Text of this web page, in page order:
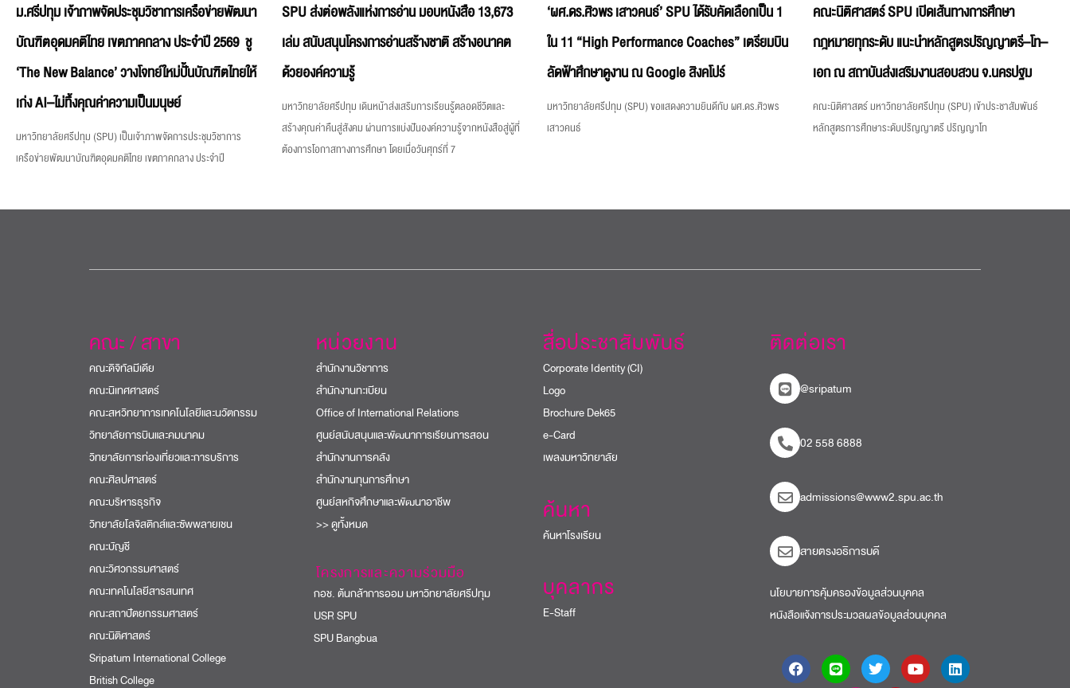
ม.ศรีปทุม เจ้าภาพจัดประชุมวิชาการเครือข่ายพัฒนา
บัณฑิตอุดมคติไทย เขตภาคกลาง ประจำปี 2569 ชู
‘The New Balance’ วางโจทย์ใหม่ปั้นบัณฑิตไทยให้
เก่ง AI–ไม่ทิ้งคุณค่าความเป็นมนุษย์
มหาวิทยาลัยศรีปทุม (SPU) เป็นเจ้าภาพจัดการประชุมวิชาการ
เครือข่ายพัฒนาบัณฑิตอุดมคติไทย เขตภาคกลาง ประจำปี
SPU ส่งต่อพลังแห่งการอ่าน มอบหนังสือ 13,673
เล่ม สนับสนุนโครงการอ่านสร้างชาติ สร้างอนาคต
ด้วยองค์ความรู้
มหาวิทยาลัยศรีปทุม เดินหน้าส่งเสริมการเรียนรู้ตลอดชีวิตและ
สร้างคุณค่าคืนสู่สังคม ผ่านการแบ่งปันองค์ความรู้จากหนังสือสู่ผู้ที่
ต้องการโอกาสทางการศึกษา โดยเมื่อวันศุกร์ที่ 7
‘ผศ.ดร.ศิวพร เสาวคนธ์’ SPU ได้รับคัดเลือกเป็น 1
ใน 11 “High Performance Coaches” เตรียมบิน
ลัดฟ้าศึกษาดูงาน ณ Google สิงคโปร์
มหาวิทยาลัยศรีปทุม (SPU) ขอแสดงความยินดีกับ ผศ.ดร.ศิวพร
เสาวคนธ์
คณะนิติศาสตร์ SPU เปิดเส้นทางการศึกษา
กฎหมายทุกระดับ แนะนำหลักสูตรปริญญาตรี–โท–
เอก ณ สถาบันส่งเสริมงานสอบสวน จ.นครปฐม
คณะนิติศาสตร์ มหาวิทยาลัยศรีปทุม (SPU) เข้าประชาสัมพันธ์
หลักสูตรการศึกษาระดับปริญญาตรี ปริญญาโท
คณะ / สาขา
คณะดิจิทัลมีเดีย
คณะนิเทศศาสตร์
คณะสหวิทยาการเทคโนโลยีและนวัตกรรม
วิทยาลัยการบินและคมนาคม
วิทยาลัยการท่องเที่ยวและการบริการ
คณะศิลปศาสตร์
คณะบริหารธุรกิจ
วิทยาลัยโลจิสติกส์และซัพพลายเชน
คณะบัญชี
คณะวิศวกรรมศาสตร์
คณะเทคโนโลยีสารสนเทศ
คณะสถาปัตยกรรมศาสตร์
คณะนิติศาสตร์
Sripatum International College
British College
หน่วยงาน
สำนักงานวิชาการ
สำนักงานทะเบียน
Office of International Relations
ศูนย์สนับสนุนและพัฒนาการเรียนการสอน
สำนักงานการคลัง
สำนักงานทุนการศึกษา
ศูนย์สหกิจศึกษาและพัฒนาอาชีพ
>> ดูทั้งหมด
โครงการและความร่วมมือ
กอช. ต้นกล้าการออม มหาวิทยาลัยศรีปทุม
USR SPU
SPU Bangbua
สื่อประชาสัมพันธ์
Corporate Identity (CI)
Logo
Brochure Dek65
e-Card
เพลงมหาวิทยาลัย
ค้นหา
ค้นหาโรงเรียน
บุคลากร
E-Staff
ติดต่อเรา
@sripatum
02 558 6888
admissions@www2.spu.ac.th
สายตรงอธิการบดี​
นโยบายการคุ้มครองข้อมูลส่วนบุคคล
หนังสือแจ้งการประมวลผลข้อมูลส่วนบุคคล